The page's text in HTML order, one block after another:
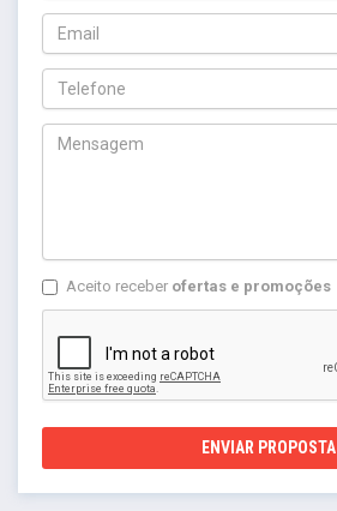
Aceito receber ofertas e promoções
ENVIAR PROPOSTA